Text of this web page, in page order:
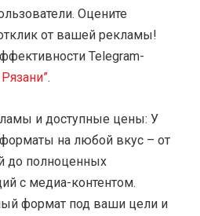
Оцените
от вашей рекламы!
Telegram-
.
и доступные цены: У
на любой вкус – от
до полноценных
с медиа-контентом.
формат под ваши цели и